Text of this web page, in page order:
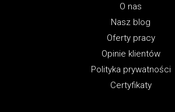
O nas
Nasz blog
Oferty pracy
Opinie klientów
Polityka prywatności
Certyfikaty